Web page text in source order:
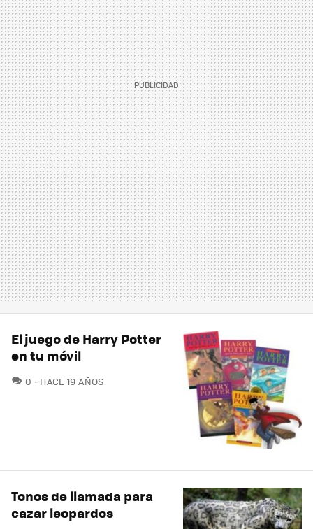
El juego de Harry Potter
en tu móvil
0 COMENTARIOS
HACE 19 AÑOS
Tonos de llamada para
cazar leopardos